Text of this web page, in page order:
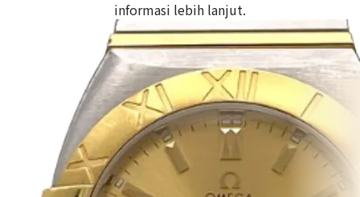
informasi lebih lanjut.